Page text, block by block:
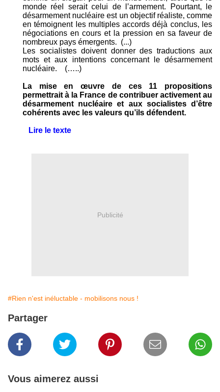
monde réel serait celui de l’armement. Pourtant, le
désarmement nucléaire est un objectif réaliste, comme
en témoignent les multiples accords déjà conclus, les
négociations en cours et la pression en sa faveur de
nombreux pays émergents. (...)
Les socialistes doivent donner des traductions aux
mots et aux intentions concernant le désarmement
nucléaire. (…..)
La mise en œuvre de ces 11 propositions
permettrait à la France de contribuer activement au
désarmement nucléaire et aux socialistes d’être
cohérents avec les valeurs qu’ils défendent.
Lire le texte
Publicité
#Rien n'est inéluctable - mobilisons nous !
Partager
Vous aimerez aussi